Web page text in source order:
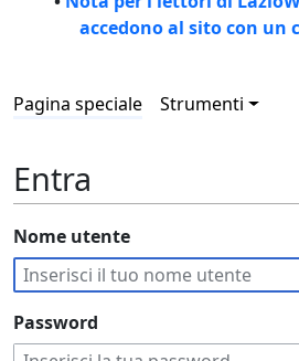
accedono al sito con un
Pagina speciale Strumenti
Entra
Nome utente
Password